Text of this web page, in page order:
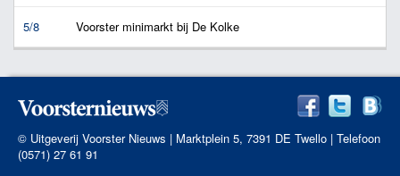
5/8 Voorster minimarkt bij De Kolke
© Uitgeverij Voorster Nieuws | Marktplein 5, 7391 DE Twello | Telefoon
(0571) 27 61 91